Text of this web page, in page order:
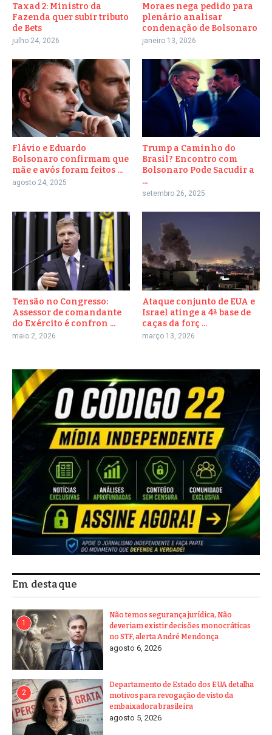
Taxad 2: Ministro da
Fazenda quer subir tributo
de Bets
julho 24, 2026
Moraes nega pedido para
plenário analisar
condenação de Bolsonaro
janeiro 13, 2026
Flávio e Eduardo
Bolsonaro confirmam que
mãe e avós foram feitos ...
agosto 24, 2025
Trump a Caminho do
Brasil? Encontro com
Bolsonaro Pode Sacudir a
...
setembro 26, 2025
Tensão no Congresso:
Assessor de comandante
do Exército é confron ...
maio 2, 2026
Ataque conjunto de EUA e
Israel atinge a 4ª base de
caças da forç ...
março 13, 2026
Em destaque
1
Não temos segurança jurídica, Não
deveriam existir decisões monocráticas
no STF, alerta André Mendonça
agosto 6, 2026
2
Departamento de Estado dos EUA detalha
motivos para revogação de visto da
embaixadora brasileira
agosto 5, 2026